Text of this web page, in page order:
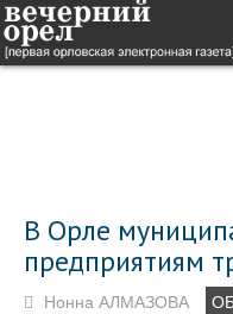
В Орле
предприятиям
Нонна АЛМАЗОВА